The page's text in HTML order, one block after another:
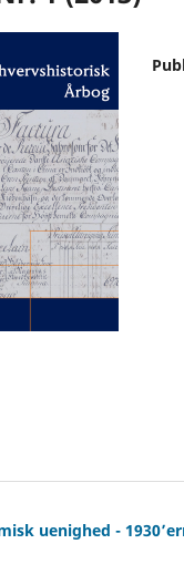
uenighed -